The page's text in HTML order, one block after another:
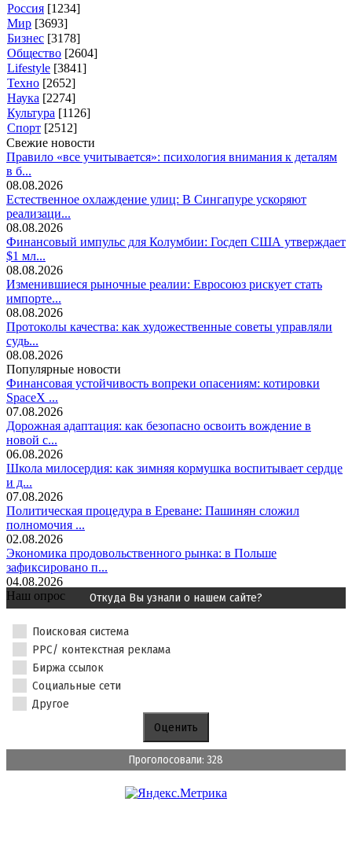
Россия [1234]
Мир [3693]
Бизнес [3178]
Общество [2604]
Lifestyle [3841]
Техно [2652]
Наука [2274]
Культура [1126]
Спорт [2512]
Свежие новости
Правило «все учитывается»: психология внимания к деталям
в б...
08.08.2026
Естественное охлаждение улиц: В Сингапуре ускоряют
реализаци...
08.08.2026
Финансовый импульс для Колумбии: Госдеп США утверждает
$1 мл...
08.08.2026
Изменившиеся рыночные реалии: Евросоюз рискует стать
импорте...
08.08.2026
Протоколы качества: как художественные советы управляли
судь...
08.08.2026
Популярные новости
Финансовая устойчивость вопреки опасениям: котировки
SpaceX ...
07.08.2026
Дорожная адаптация: как безопасно освоить вождение в
новой с...
06.08.2026
Школа милосердия: как зимняя кормушка воспитывает сердце
и д...
07.08.2026
Политическая процедура в Ереване: Пашинян сложил
полномочия ...
02.08.2026
Экономика продовольственного рынка: в Польше
зафиксировано п...
04.08.2026
Наш опрос
Откуда Вы узнали о нашем сайте?
Поисковая система
PPC/ контекстная реклама
Биржа ссылок
Социальные сети
Другое
Проголосовали: 328